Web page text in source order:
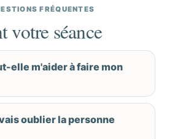
FRÉQUENTES
votre séance
elle m'aider à faire mon
oublier la personne